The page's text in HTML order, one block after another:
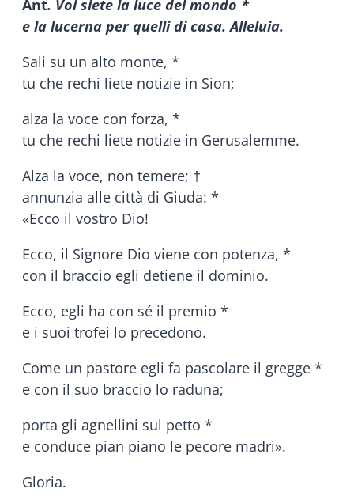
Ant. Voi siete la luce del mondo *
e la lucerna per quelli di casa. Alleluia.
Sali su un alto monte, *
tu che rechi liete notizie in Sion;
alza la voce con forza, *
tu che rechi liete notizie in Gerusalemme.
Alza la voce, non temere; †
annunzia alle città di Giuda: *
«Ecco il vostro Dio!
Ecco, il Signore Dio viene con potenza, *
con il braccio egli detiene il dominio.
Ecco, egli ha con sé il premio *
e i suoi trofei lo precedono.
Come un pastore egli fa pascolare il gregge *
e con il suo braccio lo raduna;
porta gli agnellini sul petto *
e conduce pian piano le pecore madri».
Gloria.